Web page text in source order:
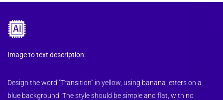
Image to text description:
Design the word "Transition" in yellow, using banana letters on a
blue background. The style should be simple and flat, with no